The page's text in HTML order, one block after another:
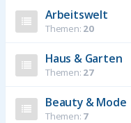
Arbeitswelt
Themen: 20
Haus & Garten
Themen: 27
Beauty & Mode
Themen: 7